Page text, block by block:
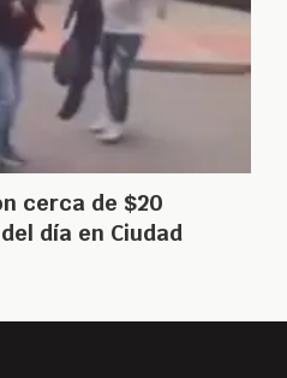
cerca de $20
día en Ciudad